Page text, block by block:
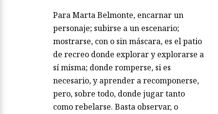
Para Marta Belmonte, encarnar un
personaje; subirse a un escenario;
mostrarse, con o sin máscara, es el patio
de recreo donde explorar y explorarse a
sí misma; donde romperse, si es
necesario, y aprender a recomponerse,
pero, sobre todo, donde jugar tanto
como rebelarse. Basta observar, o